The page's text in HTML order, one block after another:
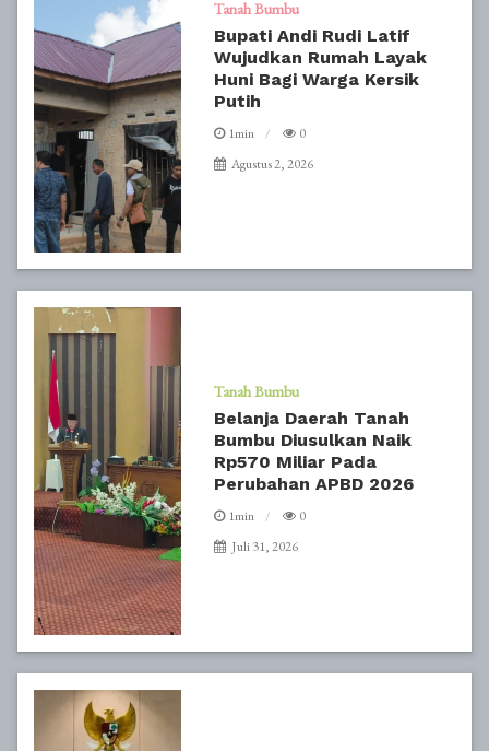
Tanah Bumbu
Bupati Andi Rudi Latif
Wujudkan Rumah Layak
Huni Bagi Warga Kersik
Putih
1min
0
Agustus 2, 2026
Tanah Bumbu
Belanja Daerah Tanah
Bumbu Diusulkan Naik
Rp570 Miliar Pada
Perubahan APBD 2026
1min
0
Juli 31, 2026